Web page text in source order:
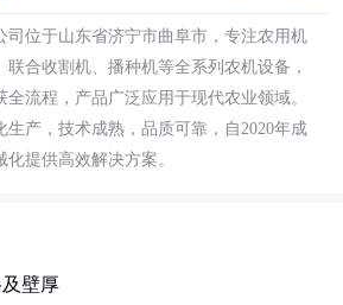
司位于山东省济宁市曲阜市，专注农用机
合收割机、播种机等全系列农机设备，
流程，产品广泛应用于现代农业领域。
生产，技术成熟，品质可靠，自2020年成
提供高效解决方案。
壁厚